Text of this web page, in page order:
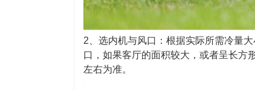
2、选内机与风口：根据实际所需冷量
口，如果客厅的面积较大，或者呈长方
左右为准。